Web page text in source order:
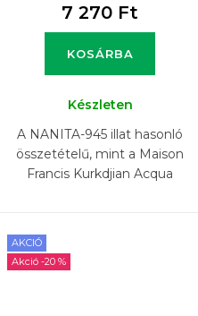
7 270 Ft
KOSÁRBA
Készleten
A NANITA-945 illat hasonló
összetételű, mint a Maison
Francis Kurkdjian Acqua
AKCIÓ
-20 %